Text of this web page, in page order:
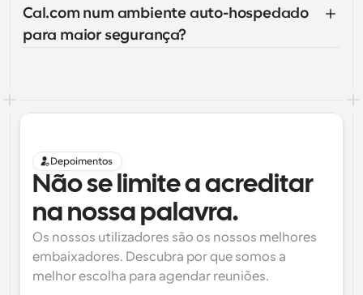
Cal.com num ambiente auto-hospedado
para maior segurança?
Depoimentos
Não se limite a acreditar
na nossa palavra.
Os nossos utilizadores são os nossos melhores
embaixadores. Descubra por que somos a
melhor escolha para agendar reuniões.